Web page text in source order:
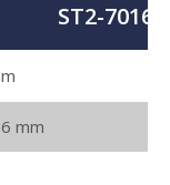
ST2-7016
mm